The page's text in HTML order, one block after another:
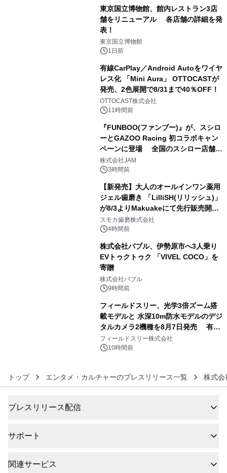
東京国立博物館、館内レストラン3店
舗をリニューアル 各店舗の詳細を発
表！
東京国立博物館
1日前
有線CarPlay／Android Autoをワイヤ
レス化 「Mini Aura」 OTTOCASTが
発売、2色展開で8/31まで40％OFF！
OTTOCAST株式会社
11時間前
『FUNBOO(ファンブー)』が、スシロ
ーとGAZOO Racing 初コラボキャン
ペーンに登場 全国のスシロー店舗で
GR 4車種の FUNBOO(ミニカー)付き
メニューが展開されます
株式会社JAM
3時間前
【新発売】大人のオールインワン薬用
ジェル歯磨き 「LilliSH(リリッシュ)」
が8/3よりMakuakeにて先行販売開
始！
スモカ歯磨株式会社
4時間前
株式会社バブル、伊勢原市へ3人乗り
EVトゥクトゥク 「VIVEL COCO」を
寄贈
株式会社バブル
9時間前
フィールドスリー、光学3倍ズーム搭
載モデルと 水深10m防水モデルのデジ
タルカメラ2機種を8月7日発売 有効
約1300万画素、用途別に選べるコンデ
ジ新登場
フィールドスリー株式会社
10時間前
トップ エンタメ・カルチャーのプレスリリース一覧 株式会
プレスリリース配信
サポート
関連サービス